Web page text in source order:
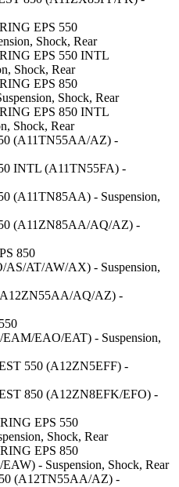
EPS 550
Shock, Rear
EPS 550 INTL
Shock, Rear
EPS 850
Shock, Rear
EPS 850 INTL
Shock, Rear
(A11TN55AA/AZ) -
INTL (A11TN55FA) -
(A11TN85AA) - Suspension,
(A11ZN85AA/AQ/AZ) -
850
AT/AW/AX) - Suspension,
AQ/AZ) -
EAO/EAT) - Suspension,
550 (A12ZN5EFF) -
850 (A12ZN8EFK/EFO) -
EPS 550
Shock, Rear
EPS 850
- Suspension, Shock, Rear
(A12TN55AA/AZ) -